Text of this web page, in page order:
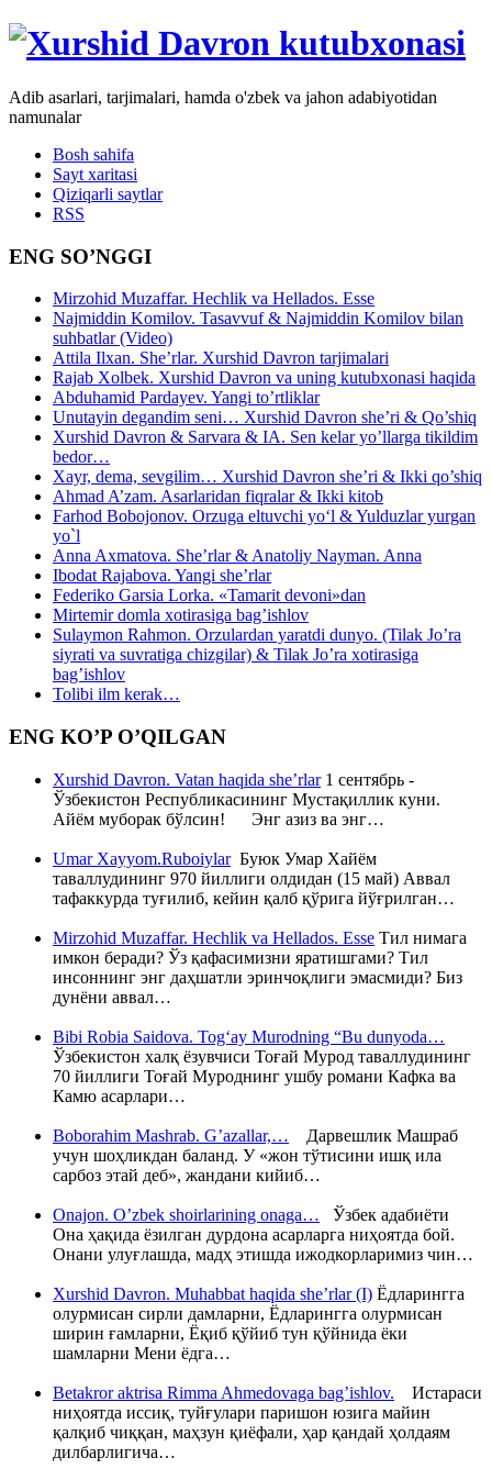
Adib asarlari, tarjimalari, hamda o'zbek va jahon adabiyotidan
namunalar
Bosh sahifa
Sayt xaritasi
Qiziqarli saytlar
RSS
ENG SO’NGGI
Mirzohid Muzaffar. Hechlik va Hellados. Esse
Najmiddin Komilov. Tasavvuf & Najmiddin Komilov bilan
suhbatlar (Video)
Attila Ilxan. She’rlar. Xurshid Davron tarjimalari
Rajab Xolbek. Xurshid Davron va uning kutubxonasi haqida
Abduhamid Pardayev. Yangi to’rtliklar
Unutayin degandim seni… Xurshid Davron she’ri & Qo’shiq
Xurshid Davron & Sarvara & IA. Sen kelar yo’llarga tikildim
bedor…
Xayr, dema, sevgilim… Xurshid Davron she’ri & Ikki qo’shiq
Ahmad A’zam. Asarlaridan fiqralar & Ikki kitob
Farhod Bobojonov. Orzuga eltuvchi yo‘l & Yulduzlar yurgan
yo`l
Anna Axmatova. She’rlar & Anatoliy Nayman. Anna
Ibodat Rajabova. Yangi she’rlar
Federiko Garsia Lorka. «Tamarit devoni»dan
Mirtemir domla xotirasiga bag’ishlov
Sulaymon Rahmon. Orzulardan yaratdi dunyo. (Tilak Jo’ra
siyrati va suvratiga chizgilar) & Tilak Jo’ra xotirasiga
bag’ishlov
Tolibi ilm kerak…
ENG KO’P O’QILGAN
Xurshid Davron. Vatan haqida she’rlar1 сентябрь -
Ўзбекистон Республикасининг Мустақиллик куни.
Айём муборак бўлсин! Энг азиз ва энг…
Umar Xayyom.RuboiylarБуюк Умар Хайём
таваллудининг 970 йиллиги олдидан (15 май) Аввал
тафаккурда туғилиб, кейин қалб қўрига йўғрилган…
Mirzohid Muzaffar. Hechlik va Hellados. Esse Тил нимага
имкон беради? Ўз қафасимизни яратишгами? Тил
инсоннинг энг даҳшатли эринчоқлиги эмасмиди? Биз
дунёни аввал…
Bibi Robia Saidova. Tog‘ay Murodning “Bu dunyoda…
Ўзбекистон халқ ёзувчиси Тоғай Мурод таваллудининг
70 йиллиги Тоғай Муроднинг ушбу романи Кафка ва
Камю асарлари…
Boborahim Mashrab. G’azallar,… Дарвешлик Машраб
учун шоҳликдан баланд. У «жон тўтисини ишқ ила
сарбоз этай деб», жандани кийиб…
Onajon. O’zbek shoirlarining onaga… Ўзбек адабиёти
Она ҳақида ёзилган дурдона асарларга ниҳоятда бой.
Онани улуғлашда, мадҳ этишда ижодкорларимиз чин…
Xurshid Davron. Muhabbat haqida she’rlar (I) Ёдларингга
олурмисан сирли дамларни, Ёдларингга олурмисан
ширин ғамларни, Ёқиб қўйиб тун қўйнида ёки
шамларни Мени ёдга…
Betakror aktrisa Rimma Ahmedovaga bag’ishlov. Истараси
ниҳоятда иссиқ, туйғулари паришон юзига майин
қалқиб чиққан, маҳзун қиёфали, ҳар қандай ҳолдаям
дилбарлигича…